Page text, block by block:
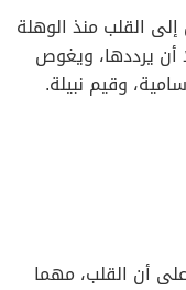
القلب منذ الوهلة
أن يرددها، ويغوص
وقيم نبيلة.
أن القلب، مهما